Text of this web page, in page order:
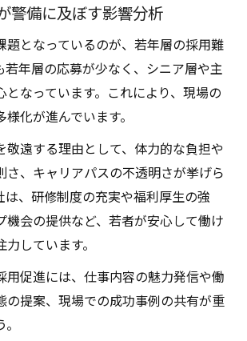
警備に及ぼす影響分析
題となっているのが、若年層の採用難
若年層の応募が少なく、シニア層や主
となっています。これにより、現場の
化が進んでいます。
敬遠する理由として、体力的な負担や
さ、キャリアパスの不透明さが挙げら
は、研修制度の充実や福利厚生の強
機会の提供など、若者が安心して働け
しています。
用促進には、仕事内容の魅力発信や働
の提案、現場での成功事例の共有が重